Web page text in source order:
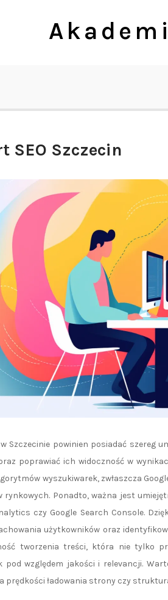
SEO Szczecin
w Szczecinie powinien posiadać
poprawiać ich widoczność w
wyszukiwarek, zwłaszcza
rynkowych. Ponadto, ważna jest
czy Google Search Console.
użytkowników oraz
tworzenia treści, która nie tylko
pod względem jakości i relevancji.
prędkości ładowania strony czy